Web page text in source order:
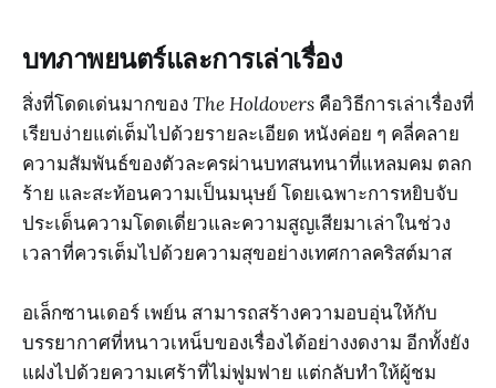
บทภาพยนตร์และการเล่าเรื่อง
สิ่งที่โดดเด่นมากของ The Holdovers คือวิธีการเล่าเรื่องที่
เรียบง่ายแต่เต็มไปด้วยรายละเอียด หนังค่อย ๆ คลี่คลาย
ความสัมพันธ์ของตัวละครผ่านบทสนทนาที่แหลมคม ตลก
ร้าย และสะท้อนความเป็นมนุษย์ โดยเฉพาะการหยิบจับ
ประเด็นความโดดเดี่ยวและความสูญเสียมาเล่าในช่วง
เวลาที่ควรเต็มไปด้วยความสุขอย่างเทศกาลคริสต์มาส
อเล็กซานเดอร์ เพย์น สามารถสร้างความอบอุ่นให้กับ
บรรยากาศที่หนาวเหน็บของเรื่องได้อย่างงดงาม อีกทั้งยัง
แฝงไปด้วยความเศร้าที่ไม่ฟูมฟาย แต่กลับทำให้ผู้ชม